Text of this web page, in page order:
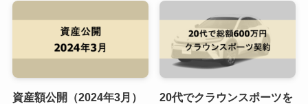
資産額公開（2024年3月）
20代でクラウンスポーツを